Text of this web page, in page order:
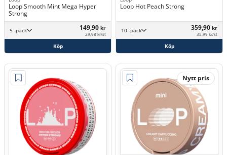
Loop Smooth Mint Mega Hyper
Strong
5 -pack 149,90 kr
29,98 kr/st
Köp
Loop Hot Peach Strong
10 -pack 359,90 kr
35,99 kr/st
Köp
Nytt pris